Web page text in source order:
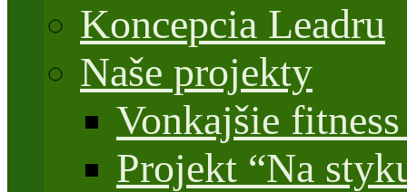
Koncepcia Leadru
Naše projekty
Vonkajšie
Projekt “Na